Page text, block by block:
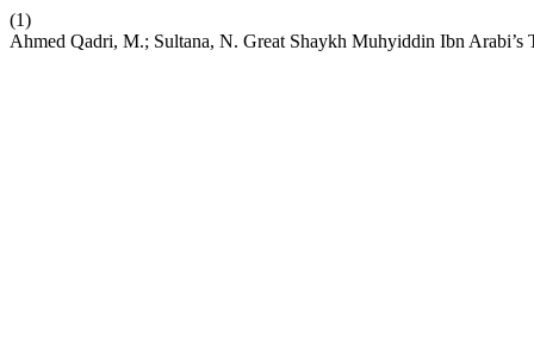
(1)
Ahmed Qadri, M.; Sultana, N. Great Shaykh Muhyiddin Ibn